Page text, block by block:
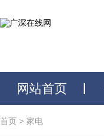
网站首页
首页 > 家电